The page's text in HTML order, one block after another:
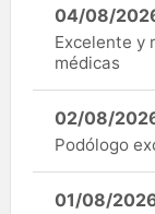
04/08/
Excelente y
médicas
02/08/
Podólogo
01/08/